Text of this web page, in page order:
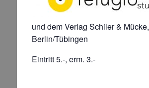
und dem Verlag Schiler & Mücke,
Berlin/Tübingen
Eintritt 5.-, erm. 3.-